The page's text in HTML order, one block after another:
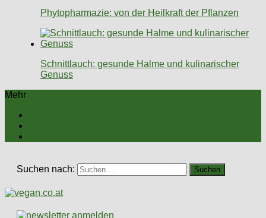
Phytopharmazie: von der Heilkraft der Pflanzen
Schnittlauch: gesunde Halme und kulinarischer
Genuss
Mehr
Suchen nach: